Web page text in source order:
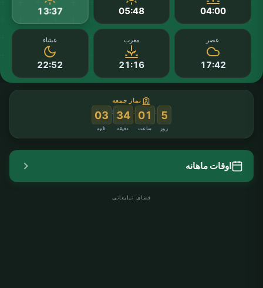
04:00
05:48
13:37
عصر
17:42
مغرب
21:16
عشاء
22:52
نماز جمعه
5
روز
:
01
ساعت
:
34
دقیقه
:
02
ثانیه
اوقات ماهانه
فضای تبلیغاتی